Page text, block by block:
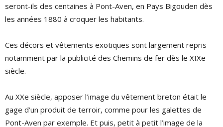
seront-ils des centaines à Pont-Aven, en Pays Bigouden dès
les années 1880 à croquer les habitants.
Ces décors et vêtements exotiques sont largement repris
notamment par la publicité des Chemins de fer dès le XIXe
siècle.
Au XXe siècle, apposer l’image du vêtement breton était le
gage d’un produit de terroir, comme pour les galettes de
Pont-Aven par exemple. Et puis, petit à petit l’image de la